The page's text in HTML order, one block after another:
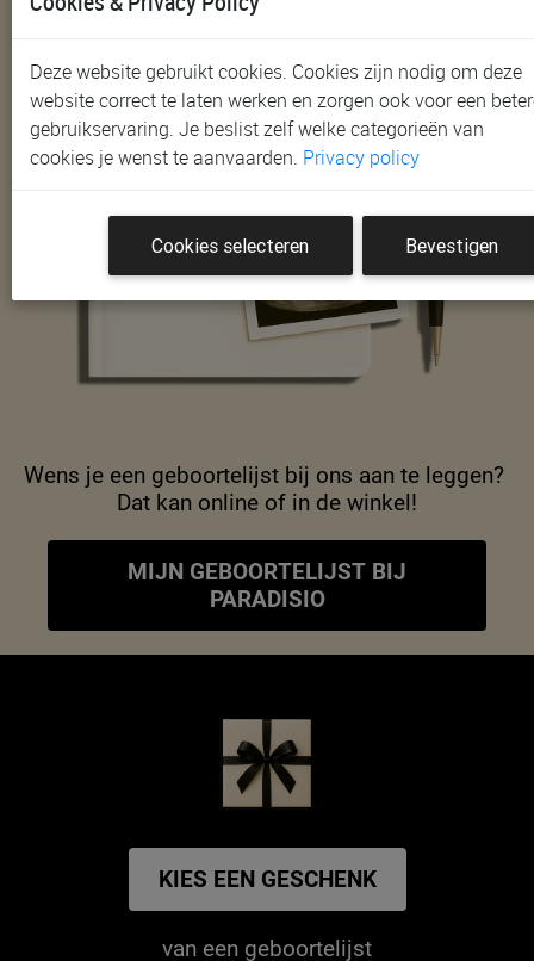
Deze website gebruikt cookies. Cookies zijn nodig om deze
website correct te laten werken en zorgen ook voor een
gebruikservaring. Je beslist zelf welke categorieën van
cookies je wenst te aanvaarden. Privacy policy
Cookies selecteren Bevestigen